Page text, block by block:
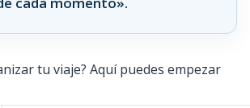
tu viaje? Aquí puedes empezar